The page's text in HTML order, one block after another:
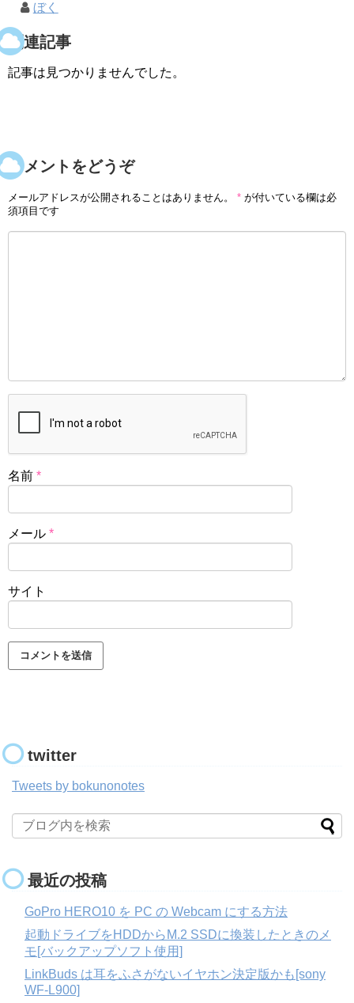
ぼく
関連記事
記事は見つかりませんでした。
コメントをどうぞ
メールアドレスが公開されることはありません。 * が付いている欄は必
須項目です
名前 *
メール *
サイト
twitter
Tweets by bokunonotes
最近の投稿
GoPro HERO10 を PC の Webcam にする方法
起動ドライブをHDDからM.2 SSDに換装したときのメ
モ[バックアップソフト使用]
LinkBuds は耳をふさがないイヤホン決定版かも[sony
WF-L900]